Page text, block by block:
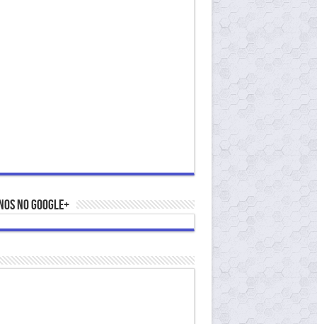
no Google+